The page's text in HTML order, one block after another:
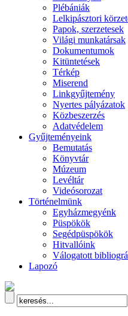
Plébániák
Lelkipásztori
Papok, szerzetesek
Világi munkatársak
Dokumentumok
Kitüntetések
Térkép
Miserend
Linkgyűjtemény
Nyertes pályázatok
Közbeszerzés
Adatvédelem
Gyűjteményeink
Bemutatás
Könyvtár
Múzeum
Levéltár
Videósorozat
Történelmünk
Egyházmegyénk
Püspökök
Segédpüspökök
Hitvallóink
Válogatott
Lapozó